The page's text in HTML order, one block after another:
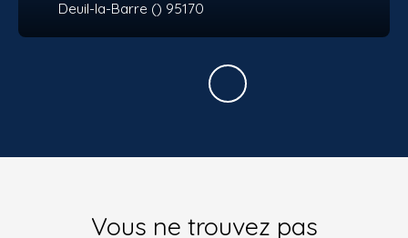
Deuil-la-Barre () 95170
Vous ne trouvez pas